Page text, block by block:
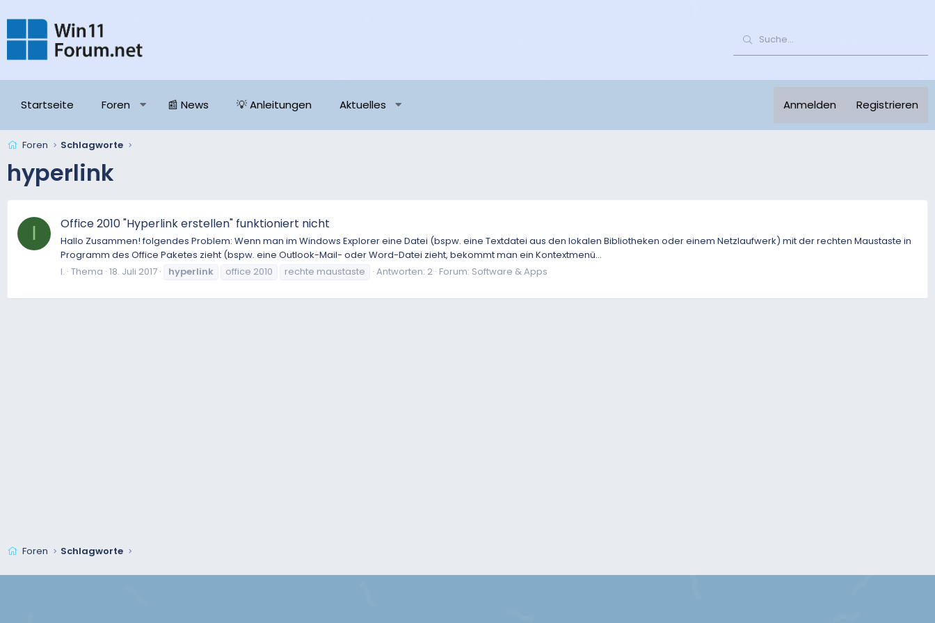
Startseite Foren 📰 News 💡 Anleitungen Aktuelles Anmelden Registrieren
Foren Schlagworte
hyperlink
I Office 2010 "Hyperlink erstellen" funktioniert nicht
Hallo Zusammen! folgendes Problem: Wenn man im Windows Explorer eine Datei (bspw. eine Textdatei aus den lokalen Bibliotheken oder einem Netzlaufwerk) mit der rechten Maustaste in
Programm des Office Paketes zieht (bspw. eine Outlook-Mail- oder Word-Datei zieht, bekommt man ein Kontextmenü...
I. Thema 18. Juli 2017 hyperlink office 2010 rechte maustaste Antworten: 2 Forum: Software & Apps
Foren Schlagworte